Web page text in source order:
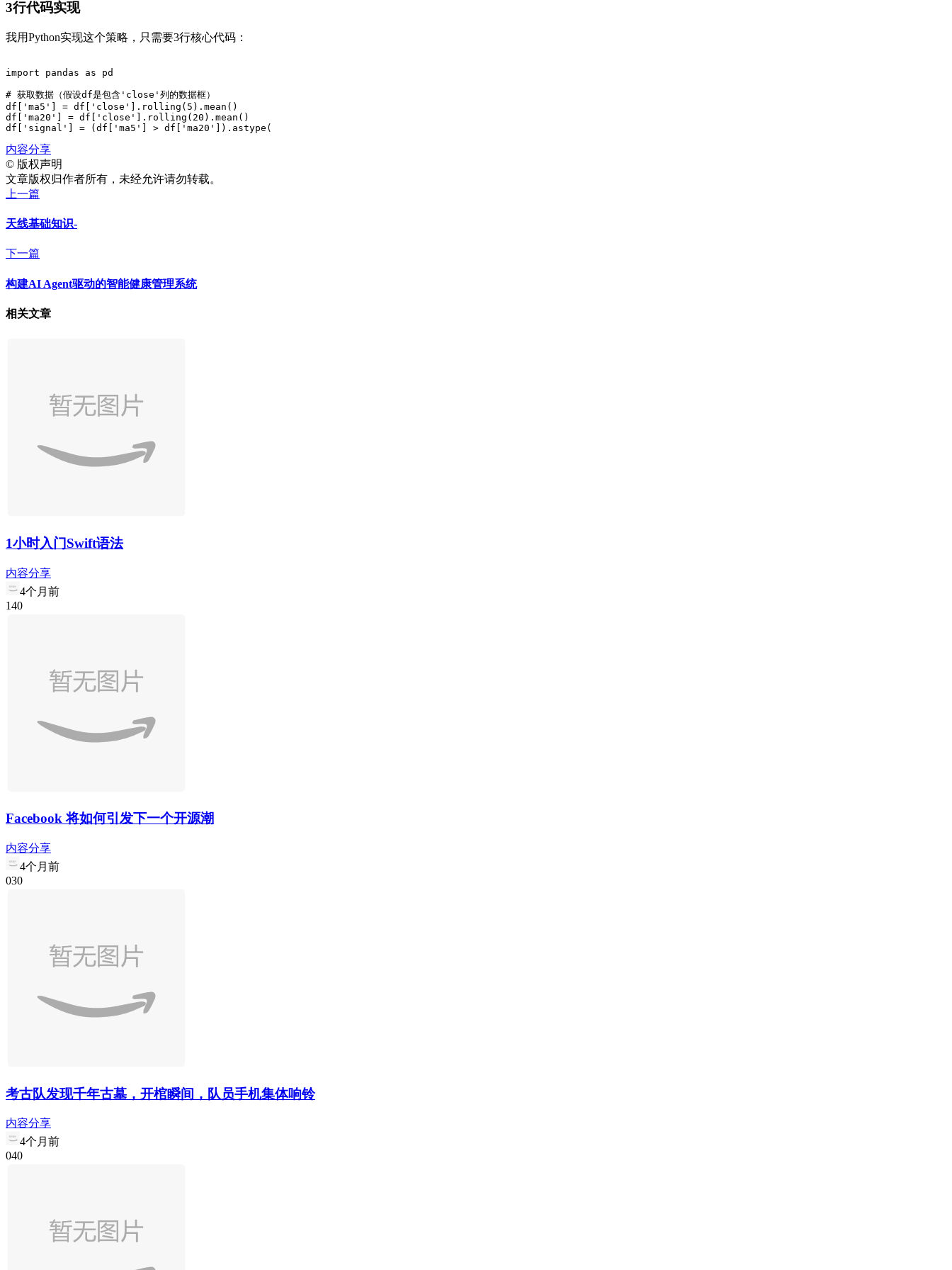
3行代码实现
我用Python实现这个策略，只需要3行核心代码：
import pandas as pd
# 获取数据（假设df是包含'close'列的数据框）
df['ma5'] = df['close'].rolling(5).mean()
df['ma20'] = df['close'].rolling(20).mean()
df['signal'] = (df['ma5'] > df['ma20']).astype(
内容分享
© 版权声明
文章版权归作者所有，未经允许请勿转载。
上一篇
天线基础知识-
下一篇
构建AI Agent驱动的智能健康管理系统
相关文章
1小时入门Swift语法
内容分享
4个月前
140
Facebook 将如何引发下一个开源潮
内容分享
4个月前
030
考古队发现千年古墓，开棺瞬间，队员手机集体响铃
内容分享
4个月前
040